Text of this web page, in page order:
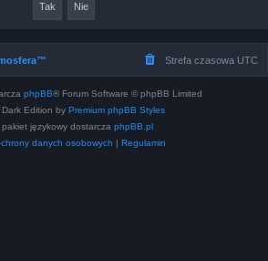
Strefa czasowa UTC
phpBB® Forum Software © phpBB Limited
Dark Edition by Premium phpBB Styles
pakiet językowy dostarcza phpBB.pl
danych osobowych | Regulamin